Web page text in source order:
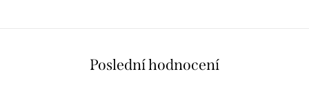
Poslední hodnocení